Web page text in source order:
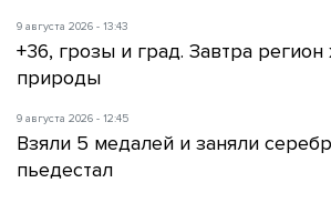
9 августа 2026 - 13:43
+36, грозы и град. Завтра регион
природы
9 августа 2026 - 12:45
Взяли 5 медалей и заняли
пьедестал